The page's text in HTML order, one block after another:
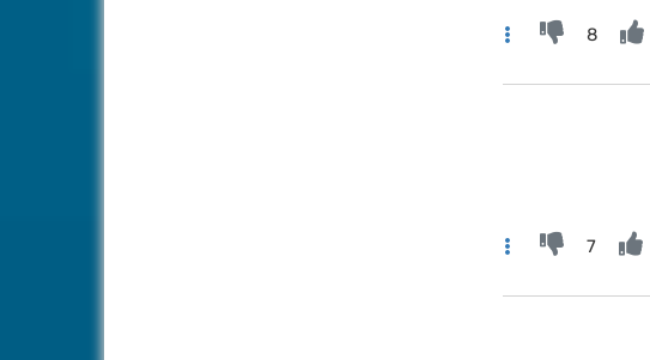
8
7